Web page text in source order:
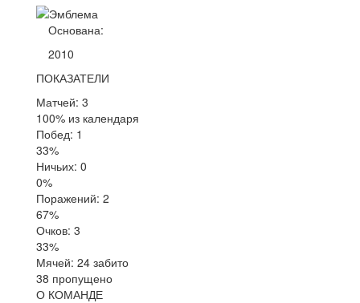
Основана:
2010
ПОКАЗАТЕЛИ
Матчей: 3
100% из календаря
Побед: 1
33%
Ничьих: 0
0%
Поражений: 2
67%
Очков: 3
33%
Мячей: 24 забито
38 пропущено
О КОМАНДЕ